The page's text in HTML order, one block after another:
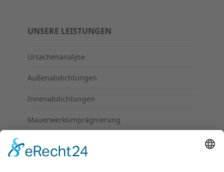
UNSERE LEISTUNGEN
Ursachenanalyse
Außenabdichtungen
Innenabdichtungen
Mauerwerksimprägnierung